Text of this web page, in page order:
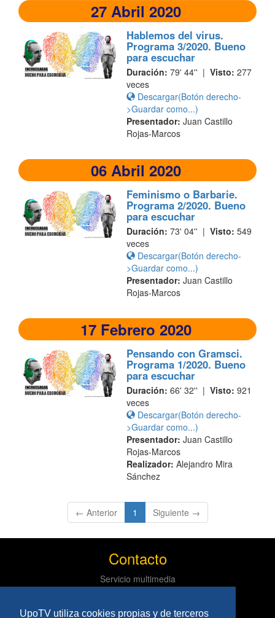
UpoTV utiliza cookies propias y de terceros
27 Abril 2020
Hablemos del virus.
Programa 3/2020. Bueno
para escuchar
Duración: 79' 44'' | Visto: 277
veces
Descargar(Botón derecho-
>Guardar como...)
Presentador: Juan Castillo
Rojas-Marcos
06 Abril 2020
Feminismo o Barbarie.
Programa 2/2020. Bueno
para escuchar
Duración: 73' 04'' | Visto: 549
veces
Descargar(Botón derecho-
>Guardar como...)
Presentador: Juan Castillo
Rojas-Marcos
17 Febrero 2020
Pensando con Gramsci.
Programa 1/2020. Bueno
para escuchar
Duración: 66' 32'' | Visto: 921
veces
Descargar(Botón derecho-
>Guardar como...)
Presentador: Juan Castillo
Rojas-Marcos
Realizador: Alejandro Mira
Sánchez
← Anterior 1 (current)
Siguiente →
Contacto
Servicio multimedia